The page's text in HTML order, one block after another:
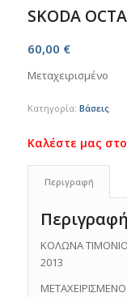
SKODA
60,00 €
Μεταχειρισμένο
Κατηγορία: Βάσεις
Περιγραφή
Περιγραφή
ΚΟΛΩΝΑ
2013